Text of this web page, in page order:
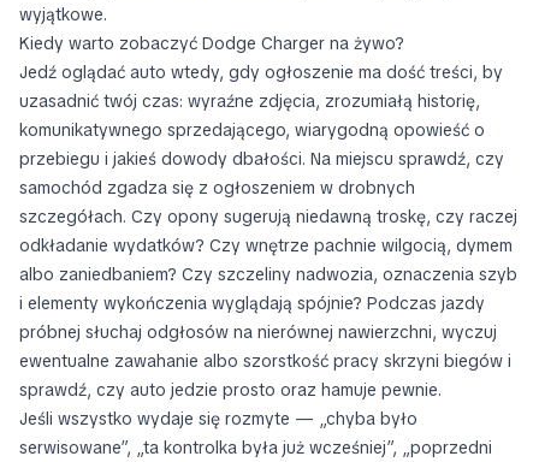
wyjątkowe.
Kiedy warto zobaczyć Dodge Charger na żywo?
Jedź oglądać auto wtedy, gdy ogłoszenie ma dość treści, by
uzasadnić twój czas: wyraźne zdjęcia, zrozumiałą historię,
komunikatywnego sprzedającego, wiarygodną opowieść o
przebiegu i jakieś dowody dbałości. Na miejscu sprawdź, czy
samochód zgadza się z ogłoszeniem w drobnych
szczegółach. Czy opony sugerują niedawną troskę, czy raczej
odkładanie wydatków? Czy wnętrze pachnie wilgocią, dymem
albo zaniedbaniem? Czy szczeliny nadwozia, oznaczenia szyb
i elementy wykończenia wyglądają spójnie? Podczas jazdy
próbnej słuchaj odgłosów na nierównej nawierzchni, wyczuj
ewentualne zawahanie albo szorstkość pracy skrzyni biegów i
sprawdź, czy auto jedzie prosto oraz hamuje pewnie.
Jeśli wszystko wydaje się rozmyte — „chyba było
serwisowane”, „ta kontrolka była już wcześniej”, „poprzedni